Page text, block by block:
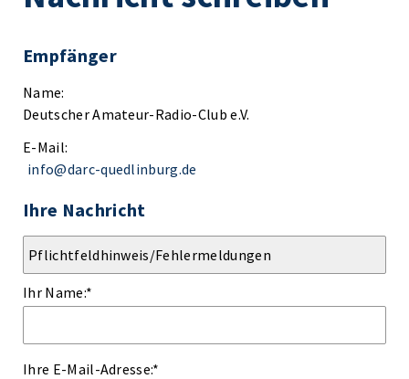
Empfänger
Name:
Deutscher Amateur-Radio-Club e.V.
E-Mail:
info@darc-quedlinburg.de
Ihre Nachricht
Ihr Name:*
Ihre E-Mail-Adresse:*